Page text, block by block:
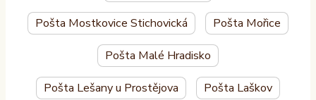
Pošta Mostkovice Stichovická Pošta Mořice
Pošta Malé Hradisko
Pošta Lešany u Prostějova Pošta Laškov